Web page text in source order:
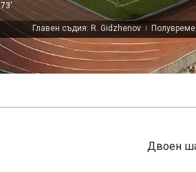
73'
Главен съдия: R. Gidzhenov |
Двоен